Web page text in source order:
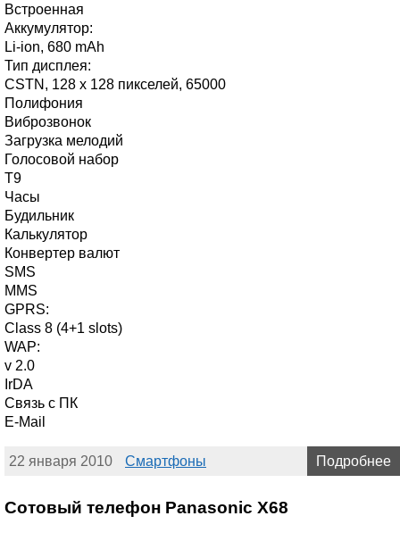
Встроенная
Аккумулятор:
Li-ion, 680 mAh
Тип дисплея:
CSTN, 128 x 128 пикселей, 65000
Полифония
Виброзвонок
Загрузка мелодий
Голосовой набор
T9
Часы
Будильник
Калькулятор
Конвертер валют
SMS
MMS
GPRS:
Class 8 (4+1 slots)
WAP:
v 2.0
IrDA
Связь с ПК
E-Mail
22 января 2010 Смартфоны Подробнее
Сотовый телефон Panasonic X68